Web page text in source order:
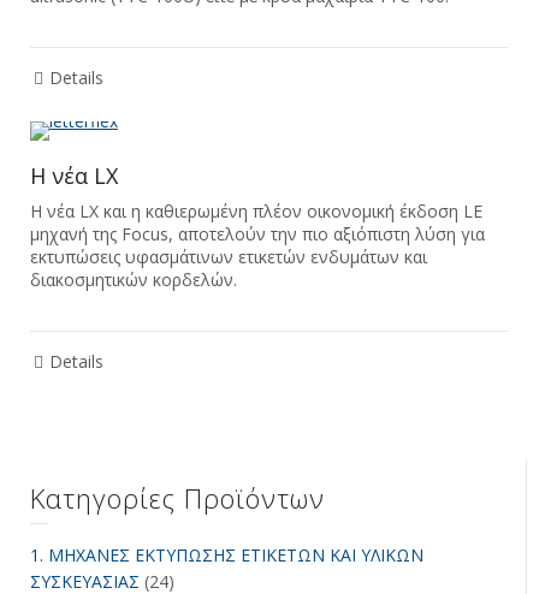
Details
Η νέα LX
Η νέα LX και η καθιερωμένη πλέον οικονομική έκδοση LE
μηχανή της Focus, αποτελούν την πιο αξιόπιστη λύση για
εκτυπώσεις υφασμάτινων ετικετών ενδυμάτων και
διακοσμητικών κορδελών.
Details
Κατηγορίες Προϊόντων
1. ΜΗΧΑΝΕΣ ΕΚΤΥΠΩΣΗΣ ΕΤΙΚΕΤΩΝ ΚΑΙ ΥΛΙΚΩΝ
ΣΥΣΚΕΥΑΣΙΑΣ (24)